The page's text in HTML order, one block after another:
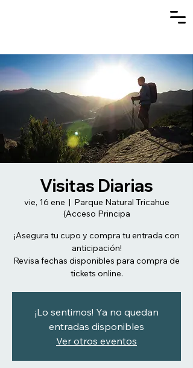
Visitas Diarias
vie, 16 ene
  |
Parque Natural Tricahue
(Acceso Principa
¡Asegura tu cupo y compra tu entrada con
anticipación!
Revisa fechas disponibles para compra de
tickets online.
¡Lo sentimos! Ya no quedan
entradas disponibles
Ver otros eventos